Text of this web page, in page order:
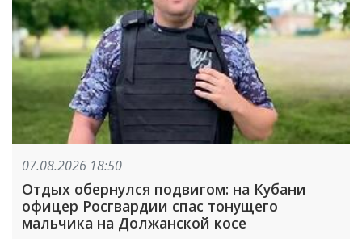
07.08.2026 18:50
Отдых обернулся подвигом: на Кубани
офицер Росгвардии спас тонущего
мальчика на Должанской косе